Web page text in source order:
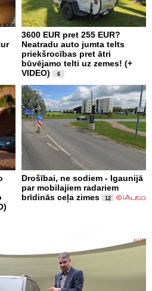
3600 EUR pret 255 EUR?
Neatradu auto jumta telts
priekšrocības pret ātri
būvējamo telti uz zemes! (+
VIDEO)
6
Drošībai, ne sodiem - Igaunijā
par mobilajiem radariem
brīdinās ceļa zimes
12